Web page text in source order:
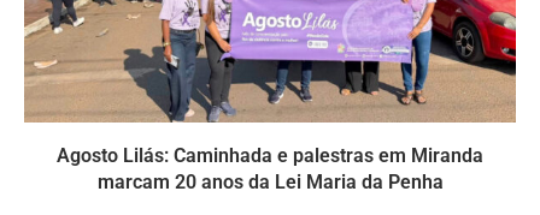
Agosto Lilás: Caminhada e palestras em Miranda
marcam 20 anos da Lei Maria da Penha